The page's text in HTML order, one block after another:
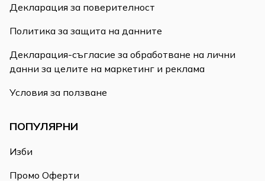
Декларация за поверителност
Политика за защита на данните
Декларация-съгласие за обработване на лични
данни за целите на маркетинг и реклама
Условия за ползване
ПОПУЛЯРНИ
Изби
Промо Оферти